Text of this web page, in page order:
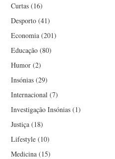
Curtas (16)
Desporto (41)
Economia (201)
Educação (80)
Humor (2)
Insónias (29)
Internacional (7)
Investigação Insónias (1)
Justiça (18)
Lifestyle (10)
Medicina (15)